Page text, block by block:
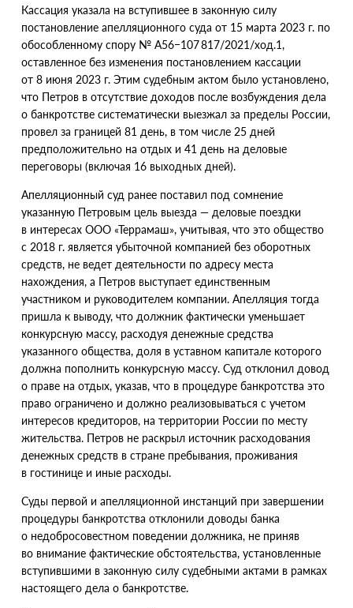
Кассация указала на вступившее в законную силу
постановление апелляционного суда от 15 марта 2023 г. по
обособленному спору № А56−107 817/2021/ход.1,
оставленное без изменения постановлением кассации
от 8 июня 2023 г. Этим судебным актом было установлено,
что Петров в отсутствие доходов после возбуждения дела
о банкротстве систематически выезжал за пределы России,
провел за границей 81 день, в том числе 25 дней
предположительно на отдых и 41 день на деловые
переговоры (включая 16 выходных дней).
Апелляционный суд ранее поставил под сомнение
указанную Петровым цель выезда — деловые поездки
в интересах ООО «Террамаш», учитывая, что это общество
с 2018 г. является убыточной компанией без оборотных
средств, не ведет деятельности по адресу места
нахождения, а Петров выступает единственным
участником и руководителем компании. Апелляция тогда
пришла к выводу, что должник фактически уменьшает
конкурсную массу, расходуя денежные средства
указанного общества, доля в уставном капитале которого
должна пополнить конкурсную массу. Суд отклонил довод
о праве на отдых, указав, что в процедуре банкротства это
право ограничено и должно реализовываться с учетом
интересов кредиторов, на территории России по месту
жительства. Петров не раскрыл источник расходования
денежных средств в стране пребывания, проживания
в гостинице и иные расходы.
Cуды первой и апелляционной инстанций при завершении
процедуры банкротства отклонили доводы банка
о недобросовестном поведении должника, не приняв
во внимание фактические обстоятельства, установленные
вступившими в законную силу судебными актами в рамках
настоящего дела о банкротстве.